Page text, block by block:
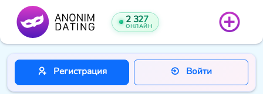
2 327
ОНЛАЙН
Регистрация Войти